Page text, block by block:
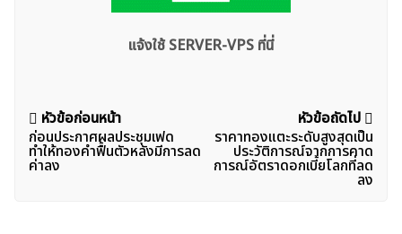
แจ้งใช้ SERVER-VPS ที่นี่
แนะแนว
เรื่อง
หัวข้อก่อนหน้า
ก่อนประกาศผลประชุมเฟด
ทำให้ทองคำฟื้นตัวหลังมีการลด
ค่าลง
หัวข้อถัดไป
ราคาทองแตะระดับสูงสุดเป็น
ประวัติการณ์จากการคาด
การณ์อัตราดอกเบี้ยโลกที่ลด
ลง